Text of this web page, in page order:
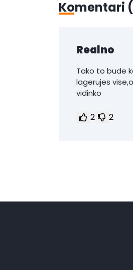
Komentari (
Realno
Tako to bude
lagerujes
vidinko
2 2